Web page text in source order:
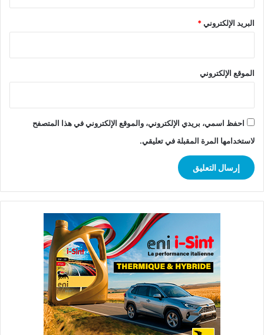
البريد الإلكتروني*
الموقع الإلكتروني
احفظ اسمي، بريدي الإلكتروني، والموقع الإلكتروني في هذا المتصفح
لاستخدامها المرة المقبلة في تعليقي.